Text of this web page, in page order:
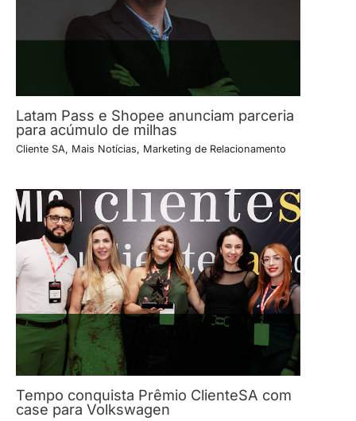
Latam Pass e Shopee anunciam parceria
para acúmulo de milhas
Cliente SA, Mais Notícias, Marketing de Relacionamento
Tempo conquista Prêmio ClienteSA com
case para Volkswagen